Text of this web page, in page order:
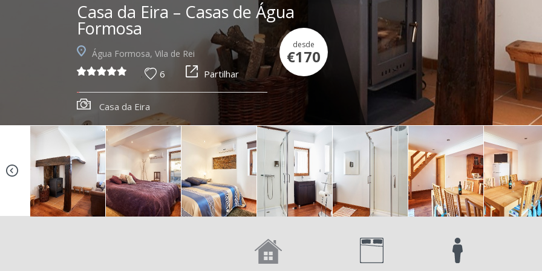
Casa da Eira – Casas de Água
Formosa
Água Formosa, Vila de Rei
6 Partilhar
desde
€170
Casa da Eira